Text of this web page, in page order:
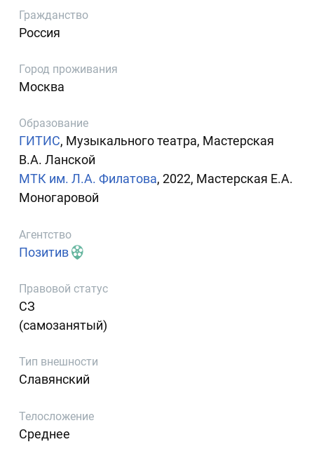
Гражданство
Россия
Город проживания
Москва
Образование
ГИТИС, Музыкального театра, Мастерская
В.А. Ланской
МТК им. Л.А. Филатова, 2022, Мастерская Е.А.
Моногаровой
Агентство
Позитив
Правовой статус
СЗ
(самозанятый)
Тип внешности
Славянский
Телосложение
Среднее